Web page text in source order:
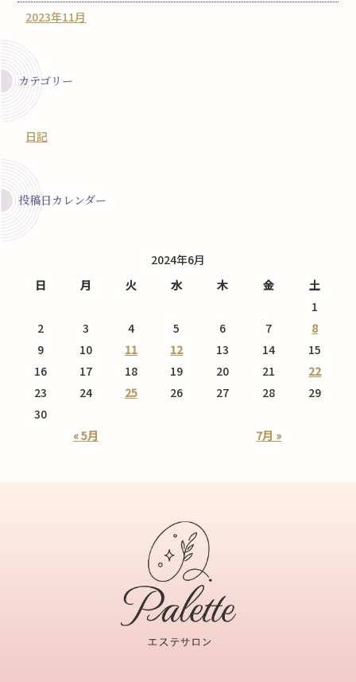
2023年11月
カテゴリー
日記
投稿日カレンダー
2024年6月
日
月 火 水 木 金 土
« 5月 7月 »
1
2
3 4 5 6 7
8
9
10 11 12 13 14
15
16
17 18 19 20 21
22
23
24 25 26 27 28
29
30